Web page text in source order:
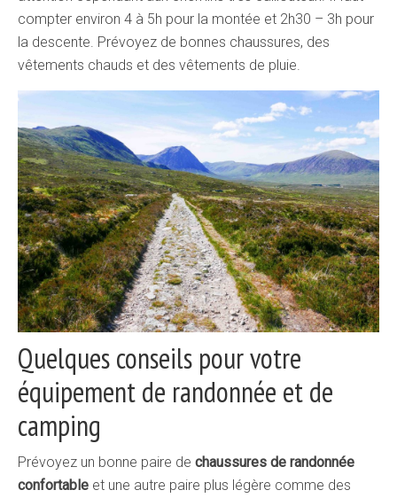
compter environ 4 à 5h pour la montée et 2h30 – 3h pour
la descente. Prévoyez de bonnes chaussures, des
vêtements chauds et des vêtements de pluie.
Quelques conseils pour votre
équipement de randonnée et de
camping
Prévoyez un bonne paire de chaussures de randonnée
confortable et une autre paire plus légère comme des